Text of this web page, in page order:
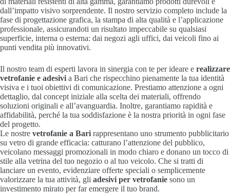
dall’impatto visivo sorprendente. Il nostro servizio completo include la
fase di progettazione grafica, la stampa di alta qualità e l’applicazione
professionale, assicurandoti un risultato impeccabile su qualsiasi
superficie, interna o esterna: dai negozi agli uffici, dai veicoli fino ai
punti vendita più innovativi.
Il nostro team di esperti lavora in sinergia con te per ideare e realizzare
vetrofanie e adesivi a Bari che rispecchino pienamente la tua identità
visiva e i tuoi obiettivi di comunicazione. Prestiamo attenzione a ogni
dettaglio, dal concept iniziale alla scelta dei materiali, offrendo
soluzioni originali e all’avanguardia. Inoltre, garantiamo rapidità e
affidabilità, perché la tua soddisfazione è la nostra priorità in ogni fase
del progetto.
Le nostre vetrofanie a Bari rappresentano uno strumento pubblicitario
su vetro di grande efficacia: catturano l’attenzione del pubblico,
veicolano messaggi promozionali in modo chiaro e donano un tocco di
stile alla vetrina del tuo negozio o al tuo veicolo. Che si tratti di
lanciare un evento, evidenziare offerte speciali o semplicemente
valorizzare la tua attività, gli adesivi per vetrofanie sono un
investimento mirato per far emergere il tuo brand.